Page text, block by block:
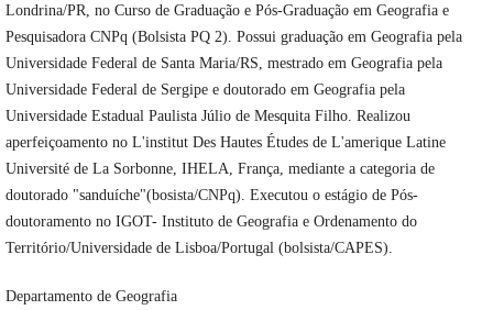
Londrina/PR, no Curso de Graduação e Pós-Graduação em Geografia e
Pesquisadora CNPq (Bolsista PQ 2). Possui graduação em Geografia pela
Universidade Federal de Santa Maria/RS, mestrado em Geografia pela
Universidade Federal de Sergipe e doutorado em Geografia pela
Universidade Estadual Paulista Júlio de Mesquita Filho. Realizou
aperfeiçoamento no L'institut Des Hautes Études de L'amerique Latine
Université de La Sorbonne, IHELA, França, mediante a categoria de
doutorado "sanduíche"(bosista/CNPq). Executou o estágio de Pós-
doutoramento no IGOT- Instituto de Geografia e Ordenamento do
Território/Universidade de Lisboa/Portugal (bolsista/CAPES).
Departamento de Geografia